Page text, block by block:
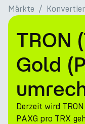
Produkte
Märkte
Rechner
PARK
Märkte
TRON
Gold
Derzeit wird
PAXG pro TRX